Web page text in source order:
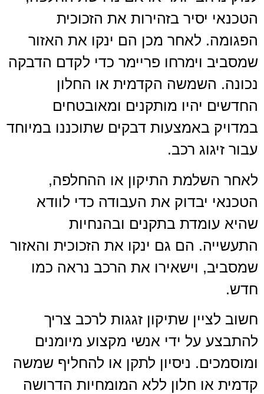
הטכנאי יסיר בזהירות את הזכוכית
הפגומה. לאחר מכן הם ינקו את האזור
שמסביב וימרחו פריימר כדי לקדם הדבקה
נכונה. השמשה הקדמית או החלון
החדשים יהיו מותקנים ומאובטחים
במדויק באמצעות דבקים שתוכננו במיוחד
עבור זיגוג רכב.
לאחר השלמת התיקון או ההחלפה,
הטכנאי יבדוק את העבודה כדי לוודא
שהיא עומדת בתקנים ובהנחיות
התעשייה. הם גם ינקו את הזכוכית והאזור
שמסביב, וישאירו את הרכב נראה כמו
חדש.
חשוב לציין שתיקון זגגות לרכב צריך
להתבצע על ידי אנשי מקצוע מיומנים
ומוסמכים. ניסיון לתקן או להחליף שמשה
קדמית או חלון ללא המומחיות הדרושה